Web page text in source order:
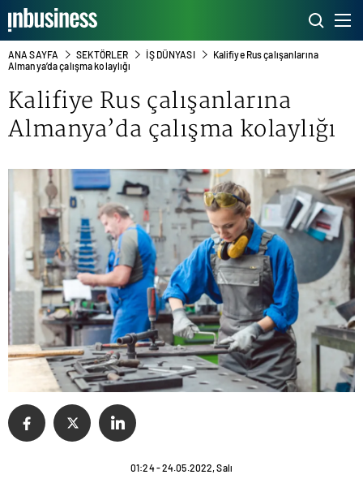
ANA SAYFA SEKTÖRLER İŞ DÜNYASI
Kalifiye Rus çalışanlarına
Almanya’da çalışma kolaylığı
Kalifiye Rus çalışanlarına
Almanya’da çalışma kolaylığı
01:24 - 24.05.2022, Salı